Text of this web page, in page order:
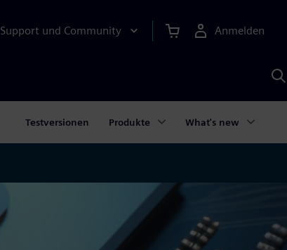
Support und Community Anmelden
KI
Testversionen Produkte What's new